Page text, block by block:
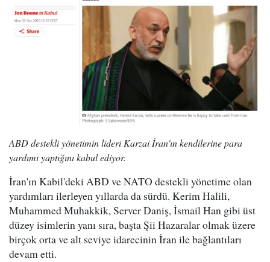
ABD destekli yönetimin lideri Karzai İran'ın kendilerine para
yardımı yaptığını kabul ediyor.
İran'ın Kabil'deki ABD ve NATO destekli yönetime olan
yardımları ilerleyen yıllarda da sürdü. Kerim Halili,
Muhammed Muhakkik, Server Daniş, İsmail Han gibi üst
düzey isimlerin yanı sıra, başta Şii Hazaralar olmak üzere
birçok orta ve alt seviye idarecinin İran ile bağlantıları
devam etti.